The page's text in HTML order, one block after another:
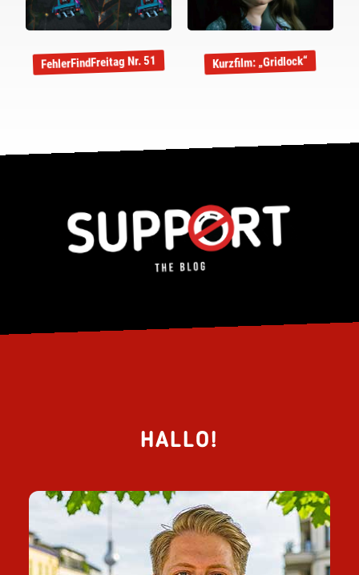
FehlerFindFreitag Nr. 51 Kurzfilm: „Gridlock“
HALLO!